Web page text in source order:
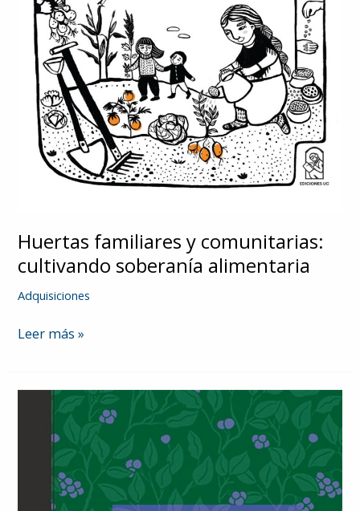
Huertas familiares y comunitarias:
cultivando soberanía alimentaria
Adquisiciones
Huertas
comunitarias:
cultivando
soberanía
alimentaria
Leer más »